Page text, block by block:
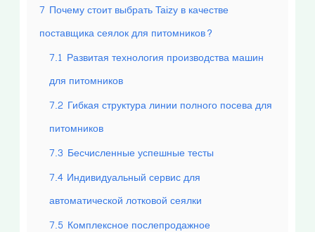
7 Почему стоит выбрать Taizy в качестве
поставщика сеялок для питомников?
7.1 Развитая технология производства машин
для питомников
7.2 Гибкая структура линии полного посева для
питомников
7.3 Бесчисленные успешные тесты
7.4 Индивидуальный сервис для
автоматической лотковой сеялки
7.5 Комплексное послепродажное